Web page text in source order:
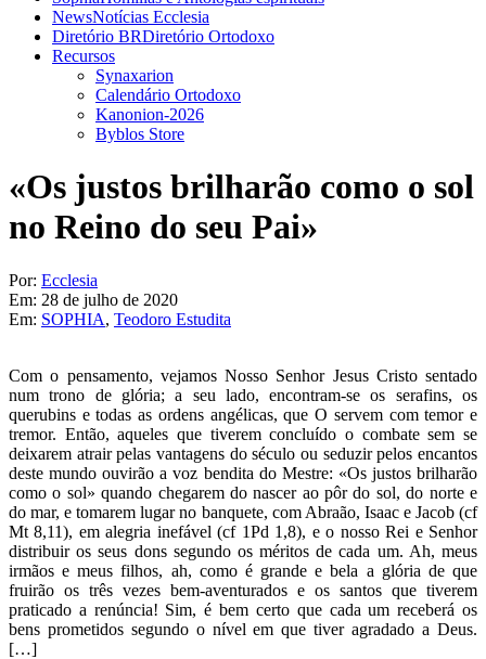
NewsNotícias Ecclesia
Diretório BRDiretório Ortodoxo
Recursos
Synaxarion
Calendário Ortodoxo
Kanonion-2026
Byblos Store
«Os justos brilharão como o sol
no Reino do seu Pai»
Por: Ecclesia
Em: 28 de julho de 2020
Em: SOPHIA, Teodoro Estudita
Com o pensamento, vejamos Nosso Senhor Jesus Cristo sentado
num trono de glória; a seu lado, encontram-se os serafins, os
querubins e todas as ordens angélicas, que O servem com temor e
tremor. Então, aqueles que tiverem concluído o combate sem se
deixarem atrair pelas vantagens do século ou seduzir pelos encantos
deste mundo ouvirão a voz bendita do Mestre: «Os justos brilharão
como o sol» quando chegarem do nascer ao pôr do sol, do norte e
do mar, e tomarem lugar no banquete, com Abraão, Isaac e Jacob (cf
Mt 8,11), em alegria inefável (cf 1Pd 1,8), e o nosso Rei e Senhor
distribuir os seus dons segundo os méritos de cada um. Ah, meus
irmãos e meus filhos, ah, como é grande e bela a glória de que
fruirão os três vezes bem-aventurados e os santos que tiverem
praticado a renúncia! Sim, é bem certo que cada um receberá os
bens prometidos segundo o nível em que tiver agradado a Deus.
[…]